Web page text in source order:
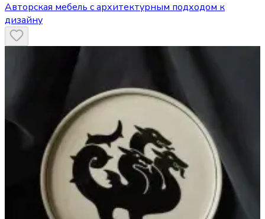
Авторская мебель с архитектурным подходом к
дизайну